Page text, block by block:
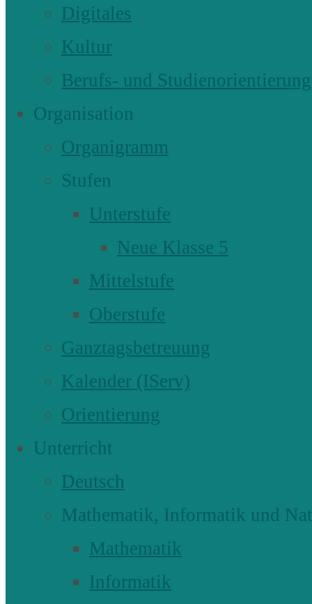
Digitales
Kultur
Berufs- und Studienorientierung
Organisation
Organigramm
Stufen
Unterstufe
Neue Klasse 5
Mittelstufe
Oberstufe
Ganztagsbetreuung
Kalender (IServ)
Orientierung
Unterricht
Deutsch
Mathematik, Informatik und
Mathematik
Informatik